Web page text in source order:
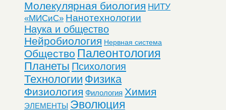
Молекулярная биология НИТУ
«МИСиС» Нанотехнологии
Наука и общество
Нейробиология Нервная система
Общество Палеонтология
Планеты Психология
Технологии Физика
Физиология Филология Химия
ЭЛЕМЕНТЫ Эволюция